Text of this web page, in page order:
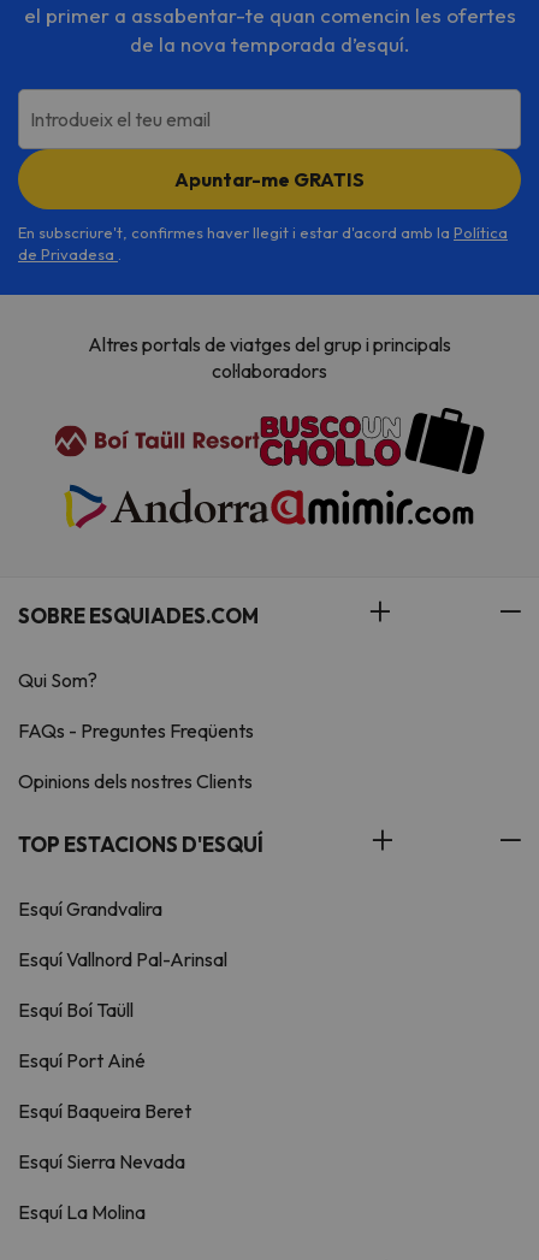
el primer a assabentar-te quan comencin les ofertes
de la nova temporada d’esquí.
Introdueix el teu email
Apuntar-me GRATIS
En subscriure't, confirmes haver llegit i estar d'acord amb la Política
de Privadesa
Altres portals de viatges del grup i principals
col·laboradors
SOBRE ESQUIADES.COM
Qui Som?
FAQs - Preguntes Freqüents
Opinions dels nostres Clients
TOP ESTACIONS D'ESQUÍ
Esquí Grandvalira
Esquí Vallnord Pal-Arinsal
Esquí Boí Taüll
Esquí Port Ainé
Esquí Baqueira Beret
Esquí Sierra Nevada
Esquí La Molina